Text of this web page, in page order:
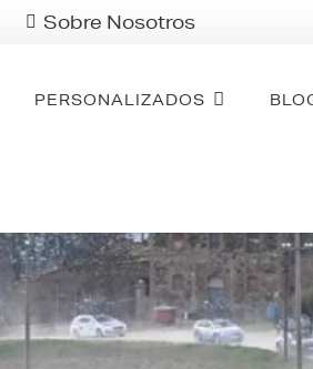
Sobre Nosotros
PERSONALIZADOS